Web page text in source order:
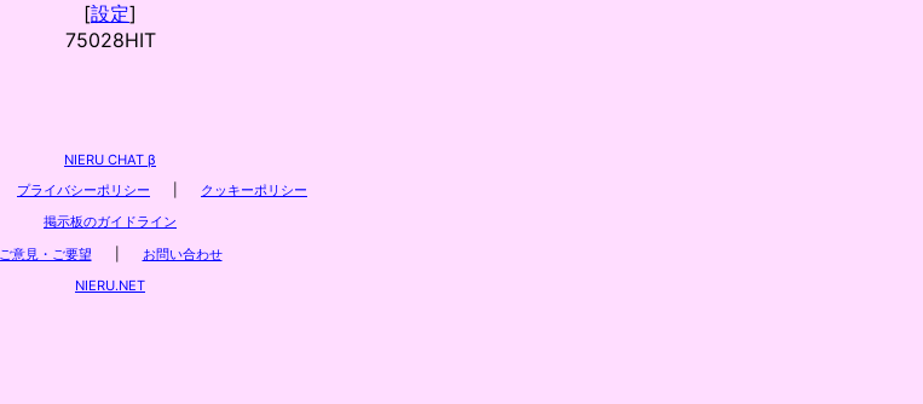
[設定]
75028HIT
NIERU CHAT β
プライバシーポリシー
クッキーポリシー
掲示板のガイドライン
ご意見・ご要望
お問い合わせ
NIERU.NET